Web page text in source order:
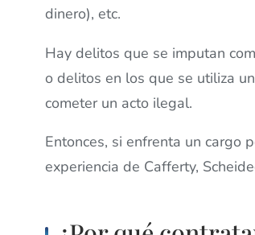
dinero), etc.
Hay delitos que se imputan
o delitos en los que se utiliza
cometer un acto ilegal.
Entonces, si enfrenta un cargo
experiencia de Cafferty,